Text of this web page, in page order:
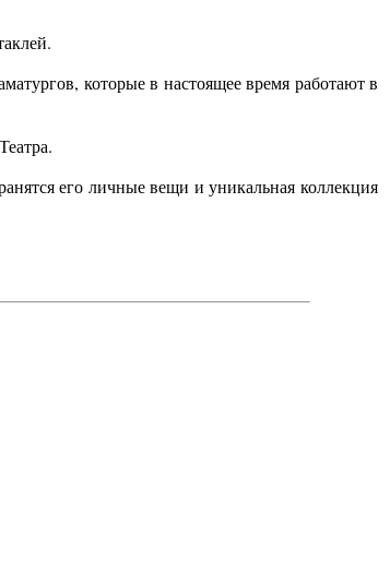
которые в настоящее время работают в
его личные вещи и уникальная коллекция